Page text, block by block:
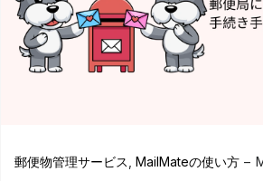
郵便物管理サービス MailMateの使い方